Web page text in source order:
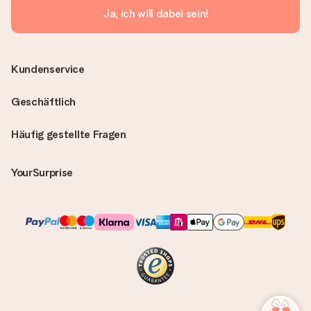
Ja, ich will dabei sein!
Häufig gestellte Fragen
YourSurprise
Kundenservice
Geschäftlich